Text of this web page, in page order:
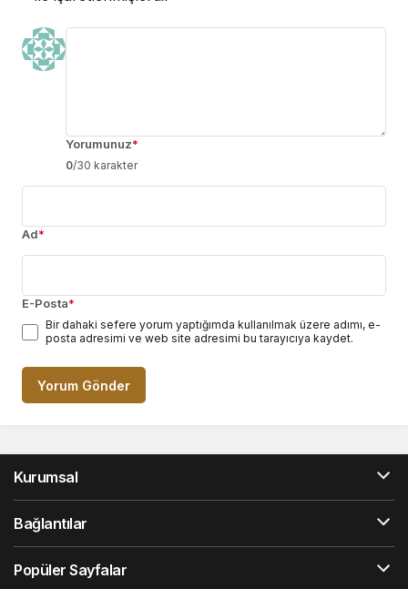
Yorumunuz*
0/30 karakter
Ad*
E-Posta*
Bir dahaki sefere yorum yaptığımda kullanılmak üzere adımı, e-
posta adresimi ve web site adresimi bu tarayıcıya kaydet.
Yorum Gönder
Kurumsal
Bağlantılar
Popüler Sayfalar